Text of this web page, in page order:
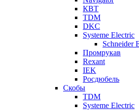
КВТ
TDM
DKC
Systeme Electric
Schneider
Промрукав
Rexant
IEK
Росдюбель
Скобы
TDM
Systeme Electric